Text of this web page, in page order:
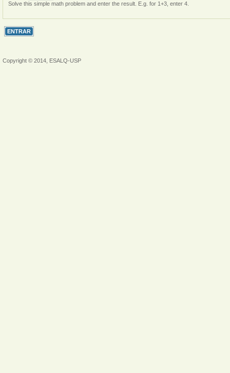
Solve this simple math problem and enter the result. E.g. for 1+3, enter 4.
Copyright © 2014, ESALQ-USP